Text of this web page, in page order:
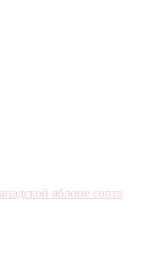
яблоне сорта